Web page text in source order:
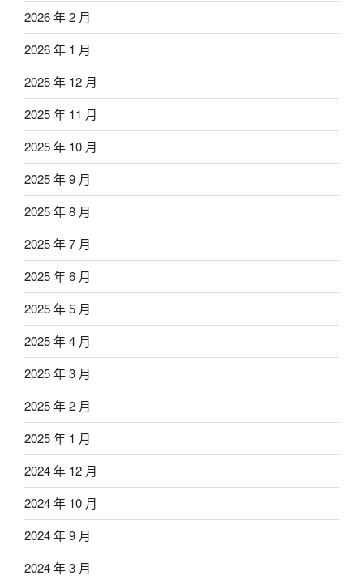
2026 年 2 月
2026 年 1 月
2025 年 12 月
2025 年 11 月
2025 年 10 月
2025 年 9 月
2025 年 8 月
2025 年 7 月
2025 年 6 月
2025 年 5 月
2025 年 4 月
2025 年 3 月
2025 年 2 月
2025 年 1 月
2024 年 12 月
2024 年 10 月
2024 年 9 月
2024 年 3 月